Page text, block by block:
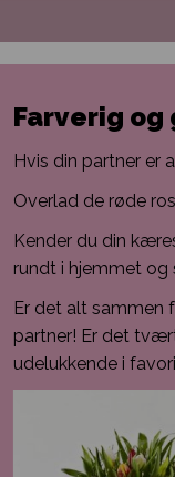
Farverig og
Hvis din partner er
Overlad de røde
Kender du din
rundt i hjemmet og
Er det alt sammen
partner! Er det
udelukkende i